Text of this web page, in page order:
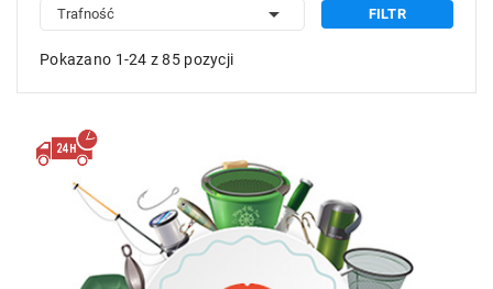
Trafność  FILTR
Pokazano 1-24 z 85 pozycji